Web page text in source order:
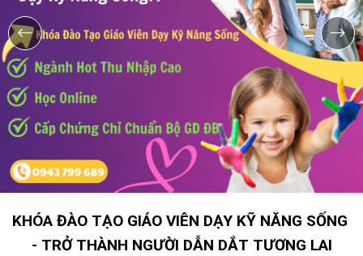
KHÓA ĐÀO TẠO GIÁO VIÊN DẠY KỸ NĂNG SỐNG
- TRỞ THÀNH NGƯỜI DẪN DẮT TƯƠNG LAI